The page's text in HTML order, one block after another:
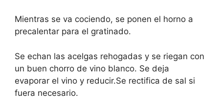
Mientras se va cociendo, se ponen el horno a
precalentar para el gratinado.
Se echan las acelgas rehogadas y se riegan con
un buen chorro de vino blanco. Se deja
evaporar el vino y reducir.Se rectifica de sal si
fuera necesario.